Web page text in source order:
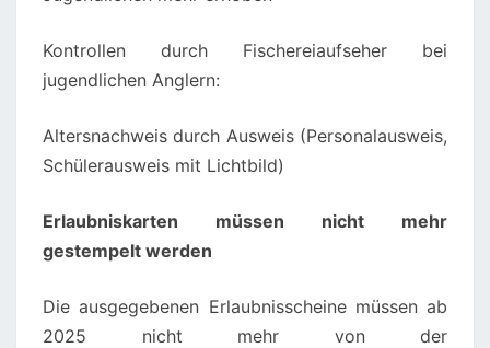
Kontrollen durch Fischereiaufseher bei
jugendlichen Anglern:
Altersnachweis durch Ausweis (Personalausweis,
Schülerausweis mit Lichtbild)
Erlaubniskarten müssen nicht mehr
gestempelt werden
Die ausgegebenen Erlaubnisscheine müssen ab
2025 nicht mehr von der